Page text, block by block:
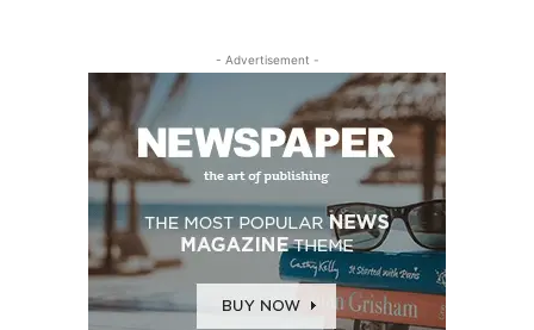
- Advertisement -